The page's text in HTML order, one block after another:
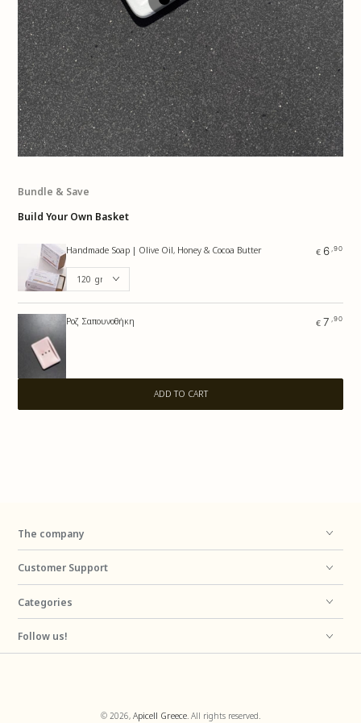
Quick
Quick
Regular
price
€ 7 ,90
Bundle & Save
Build Your Own Basket
Handmade Soap | Olive Oil, Honey & Cocoa Butter € 6 ,90
Ροζ Σαπουνοθήκη € 7 ,90
ADD TO CART
The company
Customer Support
Categories
Follow us!
© 2026, Apicell Greece. All rights reserved.